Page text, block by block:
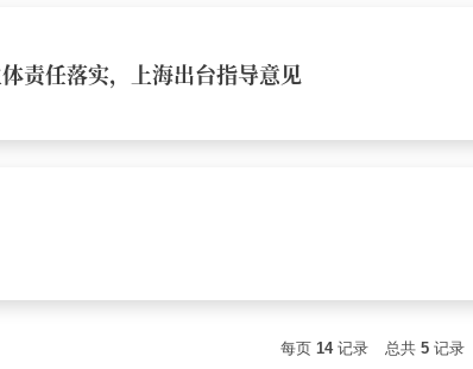
责任落实，上海出台指导意见
每页 14记录 总共 5 记录